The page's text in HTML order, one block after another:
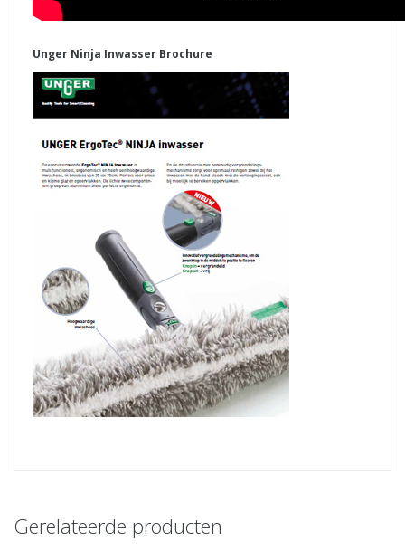
Unger Ninja Inwasser Brochure
Gerelateerde producten